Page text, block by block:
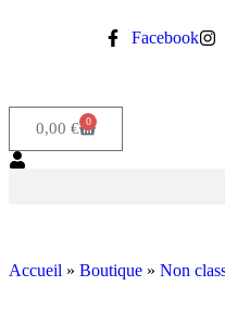
Facebook
0,00 € 0
Accueil » Boutique » Non